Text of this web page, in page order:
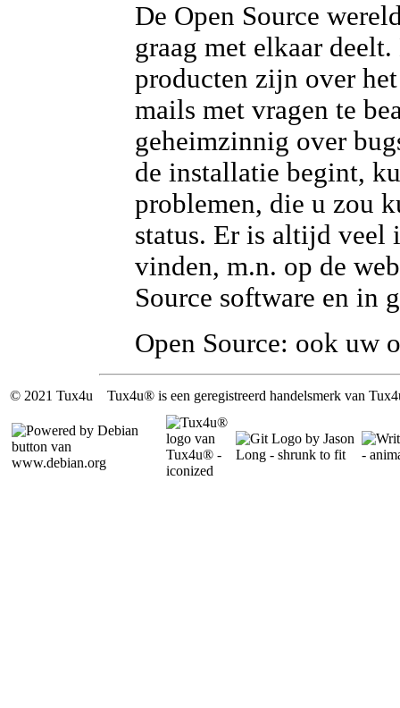
De Open Source
graag met elkaar
producten zijn over
mails met vragen te
geheimzinnig over
de installatie begint,
problemen, die u zou
status. Er is altijd veel
vinden, m.n. op de
Source software en in
Open Source: ook uw
© 2021 Tux4u Tux4u® is een geregistreerd handelsmerk van